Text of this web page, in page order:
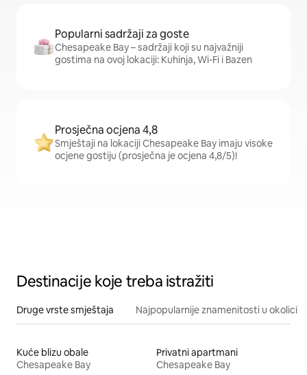
Popularni sadržaji za goste
Chesapeake Bay – sadržaji koji su najvažniji
gostima na ovoj lokaciji: Kuhinja, Wi-Fi i Bazen
Prosječna ocjena 4,8
Smještaji na lokaciji Chesapeake Bay imaju visoke
ocjene gostiju (prosječna je ocjena 4,8/5)!
Destinacije koje treba istražiti
Druge vrste smještaja Najpopularnije znamenitosti u okolici
Kuće blizu obale
Chesapeake Bay
Privatni apartmani
Chesapeake Bay